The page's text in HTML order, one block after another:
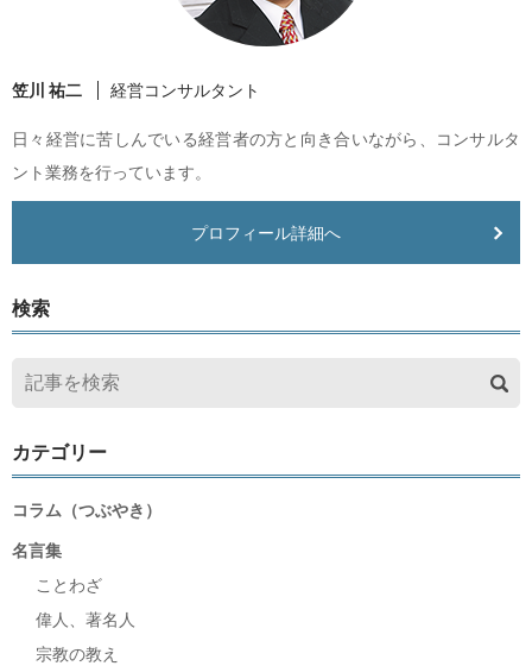
笠川 祐二 経営コンサルタント
日々経営に苦しんでいる経営者の方と向き合いながら、コンサルタ
ント業務を行っています。
プロフィール詳細へ
検索
カテゴリー
コラム（つぶやき）
名言集
ことわざ
偉人、著名人
宗教の教え